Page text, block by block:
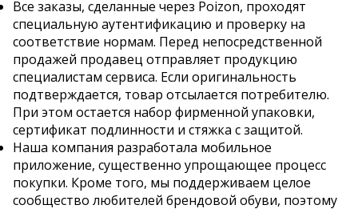
Все заказы, сделанные через Poizon, проходят
специальную аутентификацию и проверку на
соответствие нормам. Перед непосредственной
продажей продавец отправляет продукцию
специалистам сервиса. Если оригинальность
подтверждается, товар отсылается потребителю.
При этом остается набор фирменной упаковки,
сертификат подлинности и стяжка с защитой.
Наша компания разработала мобильное
приложение, существенно упрощающее процесс
покупки. Кроме того, мы поддерживаем целое
сообщество любителей брендовой обуви, поэтому